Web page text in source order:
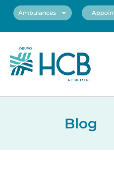
Ambulances
Blog